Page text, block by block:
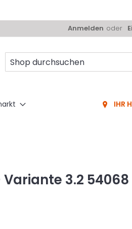
Anmelden
IHR
3.2 54068